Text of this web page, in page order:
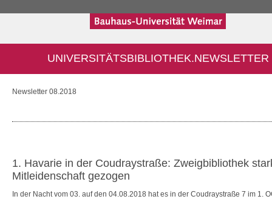
UNIVERSITÄTSBIBLIOTHEK.NEWSLETTER
Newsletter 08.2018
1. Havarie in der Coudraystraße: Zweigbibliothek
Mitleidenschaft gezogen
In der Nacht vom 03. auf den 04.08.2018 hat es in der Coudraystraße 7 im 1.